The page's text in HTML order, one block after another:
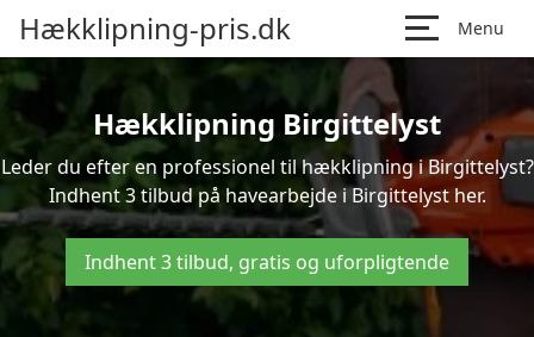
Hækklipning-pris.dk Menu
Hækklipning Birgittelyst
Leder du efter en professionel til hækklipning i Birgittelyst?
Indhent 3 tilbud på havearbejde i Birgittelyst her.
Indhent 3 tilbud, gratis og uforpligtende